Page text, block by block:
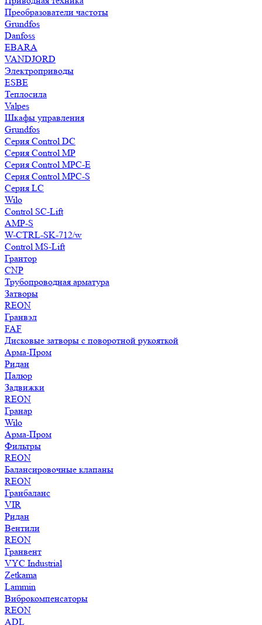
Преобразователи частоты
Grundfos
Danfoss
EBARA
VANDJORD
Электроприводы
ESBE
Теплосила
Valpes
Шкафы управления
Grundfos
Серия Control DC
Серия Control MP
Серия Control MPC-E
Серия Control MPC-S
Серия LC
Wilo
Control SC-Lift
AMP-S
W-CTRL-SK-712/w
Control MS-Lift
Грантор
CNP
Трубопроводная арматура
Затворы
REON
Гранвэл
FAF
Дисковые затворы с поворотной рукояткой
Арма-Пром
Ридан
Палюр
Задвижки
REON
Гранар
Wilo
Арма-Пром
Фильтры
REON
Балансировочные клапаны
REON
Гранбаланс
VIR
Ридан
Вентили
REON
Гранвент
VYC Industrial
Zetkama
Lammin
Виброкомпенсаторы
REON
ADL